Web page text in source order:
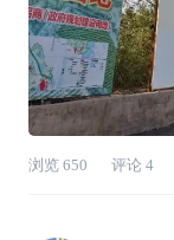
浏览 650 评论 4